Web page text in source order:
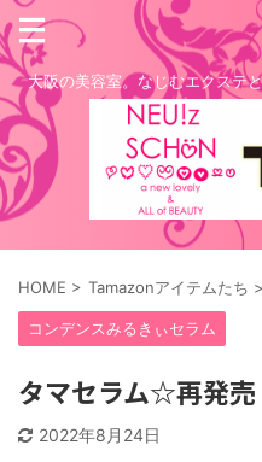
大阪の美容室。なじむエクステ
HOME > Tamazonアイテムたち >
コンデンスみるきぃセラム
タマセラム☆再発売
2022年8月24日